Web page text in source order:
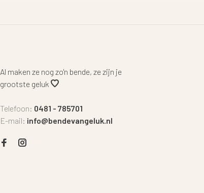
Al maken ze nog zo'n bende, ze zijn je
grootste geluk
Telefoon: 0481 - 785701
E-mail: info@bendevangeluk.nl